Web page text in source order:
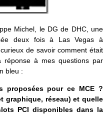
Michel, le DG de DHC, une
deux fois à Las Vegas à
de savoir comment était
réponse à mes questions par
bleu :
proposées pour ce MCE ?
graphique, réseau) et quelle
PCI disponibles dans la